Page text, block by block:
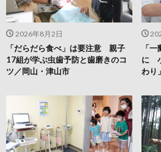
「
に
わり
2026年8月2日
「だらだら食べ」は要注意 親子
17組が学ぶ虫歯予防と歯磨きのコ
ツ／岡山・津山市